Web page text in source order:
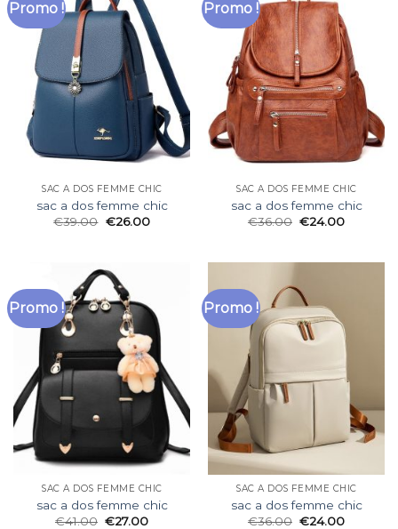
Promo !
SAC A DOS FEMME CHIC
sac a dos femme chic
€39.00 €26.00
Promo !
SAC A DOS FEMME CHIC
sac a dos femme chic
€36.00 €24.00
Promo !
SAC A DOS FEMME CHIC
sac a dos femme chic
€41.00 €27.00
Promo !
SAC A DOS FEMME CHIC
sac a dos femme chic
€36.00 €24.00